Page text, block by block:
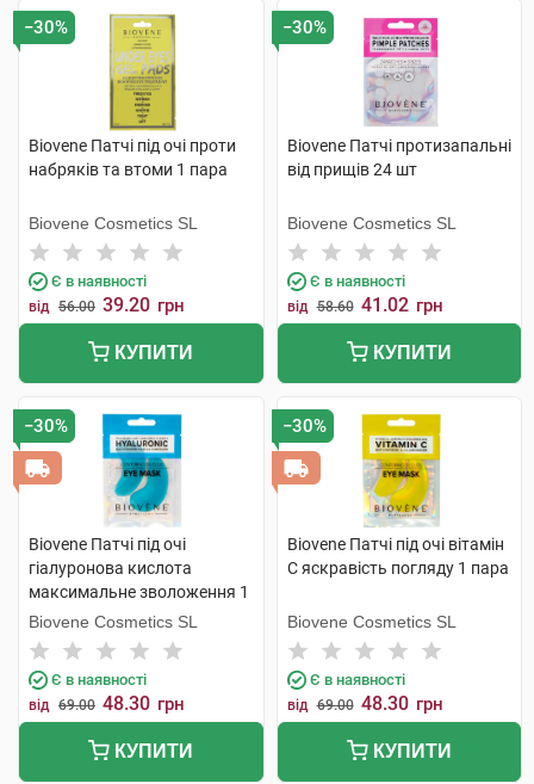
−30%
Biovene Патчі під очі проти
набряків та втоми 1 пара
Biovene Cosmetics SL
Є в наявності
від 56.00 39.20 грн
КУПИТИ
−30%
Biovene Патчі протизапальні
від прищів 24 шт
Biovene Cosmetics SL
Є в наявності
від 58.60 41.02 грн
КУПИТИ
−30%
Biovene Патчі під очі
гіалуронова кислота
максимальне зволоження 1
пара
Biovene Cosmetics SL
Є в наявності
від 69.00 48.30 грн
КУПИТИ
−30%
Biovene Патчі під очі вітамін
C яскравість погляду 1 пара
Biovene Cosmetics SL
Є в наявності
від 69.00 48.30 грн
КУПИТИ